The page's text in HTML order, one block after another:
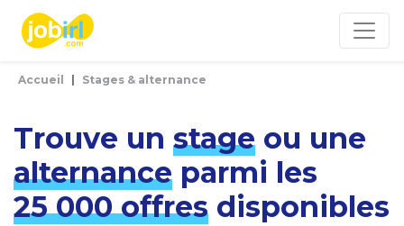
Accueil Stages & alternance
Trouve un stage ou une
alternance parmi les
25 000 offres disponibles
Panneau de gestion des cookies